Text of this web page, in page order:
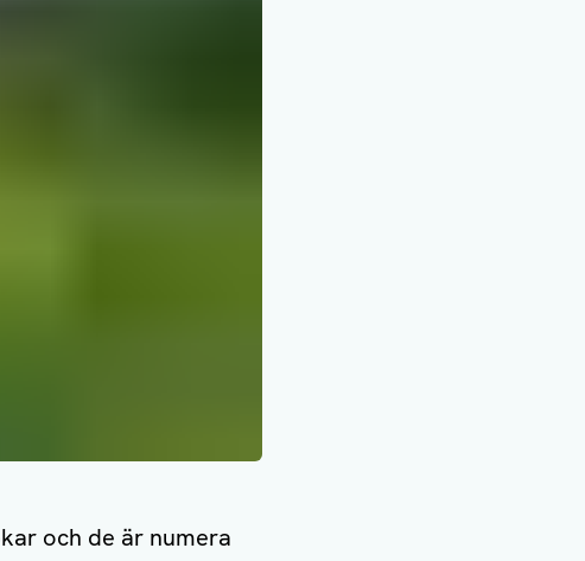
och de är numera